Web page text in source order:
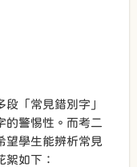
「常見錯別字」
的警惕性。而考二
望學生能辨析常見
如下：